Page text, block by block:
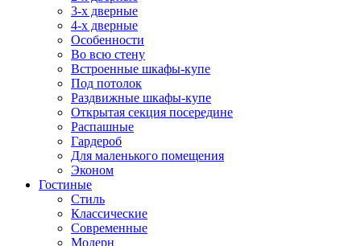
3-х дверные
4-х дверные
Особенности
Во всю стену
Встроенные шкафы-купе
Под потолок
Раздвижные шкафы-купе
Открытая секция посередине
Распашные
Гардероб
Для маленького помещения
Эконом
Гостиные
Стиль
Классические
Современные
Модерн